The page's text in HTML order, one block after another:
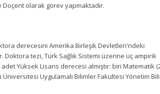
Doçent olarak görev yapmaktadır.
derecesini Amerika Birleşik Devletleri'ndeki
Doktora tezi, Türk Sağlık Sistemi üzerine üç ampirik
Yüksek Lisans derecesi almıştır: biri Matematik
Uygulamalı Bilimler Fakültesi Yönetim